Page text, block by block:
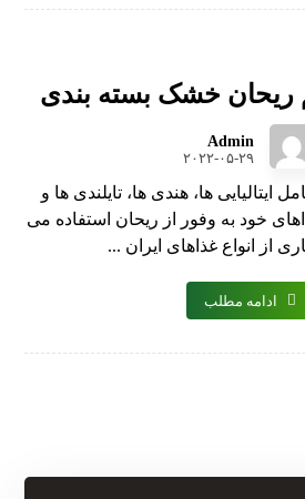
خشک بسته بندی
Admin
۲۰۲۲-۰۵-۲۹
ایتالیایی ‌ها، هندی‌ ها، تایلندی‌ ها و
خود به وفور از ریحان استفاده می
از انواع غذاهای ایران ...
ادامه مطلب